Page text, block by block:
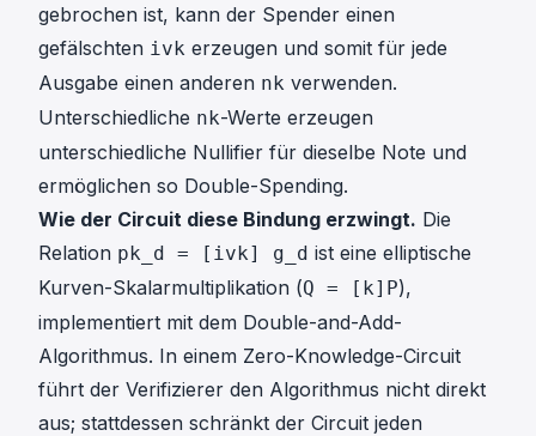
gebrochen ist, kann der Spender einen
gefälschten ivk erzeugen und somit für jede
Ausgabe einen anderen nk verwenden.
Unterschiedliche nk-Werte erzeugen
unterschiedliche Nullifier für dieselbe Note und
ermöglichen so Double-Spending.
Wie der Circuit diese Bindung erzwingt. Die
Relation pk_d = [ivk] g_d ist eine elliptische
Kurven-Skalarmultiplikation (Q = [k]P),
implementiert mit dem Double-and-Add-
Algorithmus. In einem Zero-Knowledge-Circuit
führt der Verifizierer den Algorithmus nicht direkt
aus; stattdessen schränkt der Circuit jeden